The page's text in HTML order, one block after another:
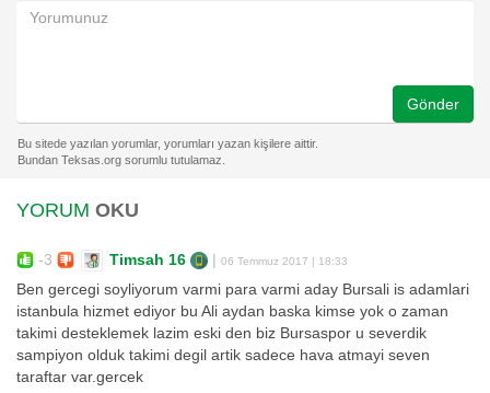
Gönder
YORUM OKU
-3 Timsah 16 06 Temmuz 2017 | 18:33
Ben gercegi soyliyorum varmi para varmi aday Bursali is adamlari
istanbula hizmet ediyor bu Ali aydan baska kimse yok o zaman
takimi desteklemek lazim eski den biz Bursaspor u severdik
sampiyon olduk takimi degil artik sadece hava atmayi seven
taraftar var.gercek